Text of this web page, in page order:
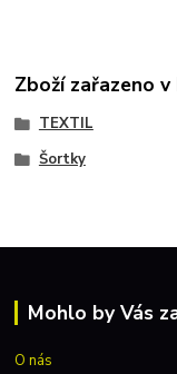
Zboží zařazeno
TEXTIL
Šortky
Mohlo by Vás
O nás